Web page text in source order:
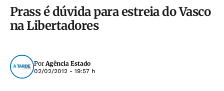
Prass é dúvida para estreia do Vasco
na Libertadores
PorAgência Estado
02/02/2012 - 19:57 h